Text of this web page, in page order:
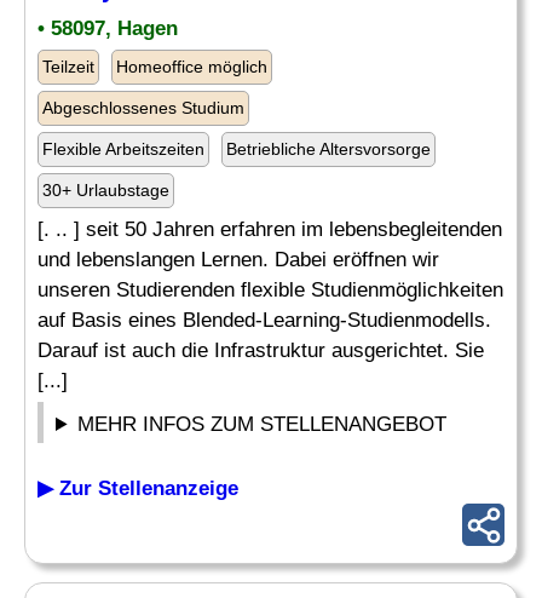
• 58097, Hagen
Teilzeit Homeoffice möglich
Abgeschlossenes Studium
Flexible Arbeitszeiten Betriebliche Altersvorsorge
30+ Urlaubstage
[. .. ] seit 50 Jahren erfahren im lebensbegleitenden
und lebenslangen Lernen. Dabei eröffnen wir
unseren Studierenden flexible Studienmöglichkeiten
auf Basis eines Blended-Learning-Studienmodells.
Darauf ist auch die Infrastruktur ausgerichtet. Sie
[...]
MEHR INFOS ZUM STELLENANGEBOT
▶ Zur Stellenanzeige